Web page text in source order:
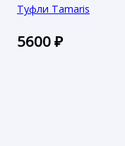
Туфли Tamaris
5600₽